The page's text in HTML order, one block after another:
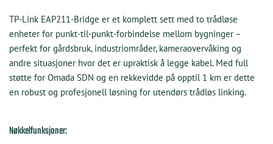
TP-Link EAP211-Bridge er et komplett sett med to trådløse
enheter for punkt-til-punkt-forbindelse mellom bygninger –
perfekt for gårdsbruk, industriområder, kameraovervåking og
andre situasjoner hvor det er upraktisk å legge kabel. Med full
støtte for Omada SDN og en rekkevidde på opptil 1 km er dette
en robust og profesjonell løsning for utendørs trådløs linking.
Nøkkelfunksjoner: